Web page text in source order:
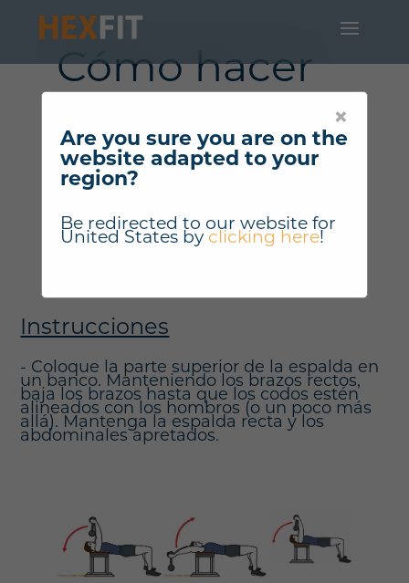
×
Are you sure you are on the
website adapted to your
region?
Be redirected to our website for
United Statesby clicking here!
Cómo hacer
"Tirar de las
mancuernas
con los brazos
estirados" ?
Instrucciones
- Coloque la parte superior de la espalda en
un banco. Manteniendo los brazos rectos,
baja los brazos hasta que los codos estén
alineados con los hombros (o un poco más
allá). Mantenga la espalda recta y los
abdominales apretados.